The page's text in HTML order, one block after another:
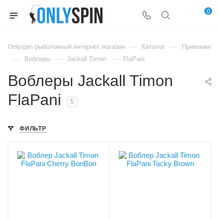
0
Onlyspin рыболовный интернет магазин — Каталог — Приманки
— Воблеры — Jackall Timon — FlaPani
Воблеры Jackall Timon
FlaPani
5
ФИЛЬТР
Цвет приманки
Cherry BonBon
Цвет приманки
Tacky Brown